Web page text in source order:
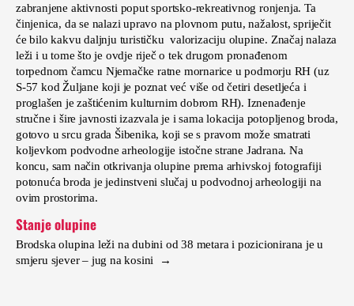
zabranjene aktivnosti poput sportsko-rekreativnog ronjenja. Ta
činjenica, da se nalazi upravo na plovnom putu, nažalost, spriječit
će bilo kakvu daljnju turističku valorizaciju olupine. Značaj nalaza
leži i u tome što je ovdje riječ o tek drugom pronađenom
torpednom čamcu Njemačke ratne mornarice u podmorju RH (uz
S-57 kod Žuljane koji je poznat već više od četiri desetljeća i
proglašen je zaštićenim kulturnim dobrom RH). Iznenađenje
stručne i šire javnosti izazvala je i sama lokacija potopljenog broda,
gotovo u srcu grada Šibenika, koji se s pravom može smatrati
koljevkom podvodne arheologije istočne strane Jadrana. Na
koncu, sam način otkrivanja olupine prema arhivskoj fotografiji
potonuća broda je jedinstveni slučaj u podvodnoj arheologiji na
ovim prostorima.
Stanje olupine
Brodska olupina leži na dubini od 38 metara i pozicionirana je u
smjeru sjever – jug na kosini →